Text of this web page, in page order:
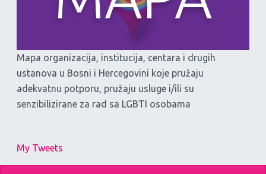
Mapa organizacija, institucija, centara i drugih
ustanova u Bosni i Hercegovini koje pružaju
adekvatnu potporu, pružaju usluge i/ili su
senzibilizirane za rad sa LGBTI osobama
My Tweets